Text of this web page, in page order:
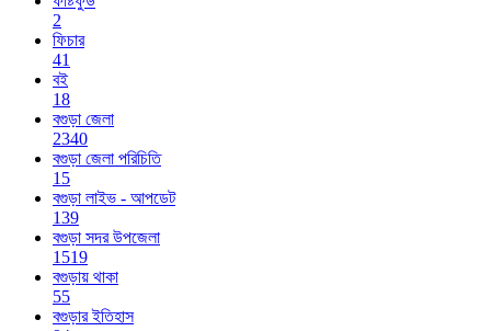
2
ফিচার
41
বই
18
বগুড়া জেলা
2340
বগুড়া জেলা পরিচিতি
15
বগুড়া লাইভ - আপডেট
139
বগুড়া সদর উপজেলা
1519
বগুড়ায় থাকা
55
বগুড়ার ইতিহাস